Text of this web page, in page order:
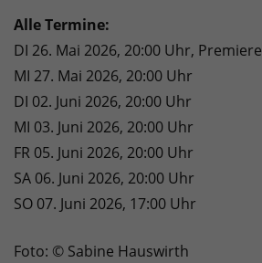
Alle Termine:
DI 26. Mai 2026, 20:00 Uhr, Premiere
MI 27. Mai 2026, 20:00 Uhr
DI 02. Juni 2026, 20:00 Uhr
MI 03. Juni 2026, 20:00 Uhr
FR 05. Juni 2026, 20:00 Uhr
SA 06. Juni 2026, 20:00 Uhr
SO 07. Juni 2026, 17:00 Uhr
Foto: © Sabine Hauswirth